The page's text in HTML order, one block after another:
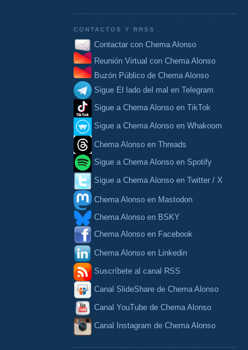
CONTACTOS Y RRSS
Contactar con Chema Alonso
Reunión Virtual con Chema Alonso
Buzón Público de Chema Alonso
Sigue El lado del mal en Telegram
Sigue a Chema Alonso en TikTok
Sigue a Chema Alonso en Whakoom
Chema Alonso en Threads
Sigue a Chema Alonso en Spotify
Sigue a Chema Alonso en Twitter / X
Chema Alonso en Mastodon
Chema Alonso en BSKY
Chema Alonso en Facebook
Chema Alonso en Linkedin
Suscríbete al canal RSS
Canal SlideShare de Chema Alonso
Canal YouTube de Chema Alonso
Canal Instagram de Chema Alonso